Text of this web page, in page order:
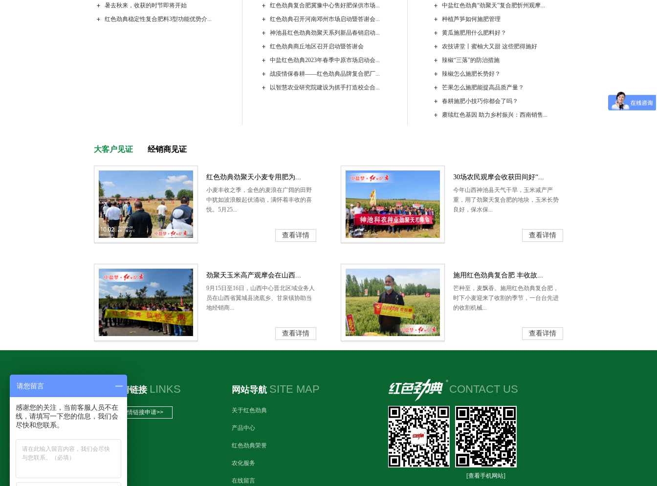
暑去秋来，收获的时节即将开始
红色劲典稳定性复合肥料3型功能优势介...
红色劲典复合肥冀豫中心售好肥保供市场...
红色劲典召开河南邓州市场启动暨答谢会...
神池县红色劲典劲聚天系列新品春销启动...
红色劲典商丘地区召开启动暨答谢会
中盐红色劲典2023年春季中原市场启动会...
战疫情保春耕——红色劲典品牌复合肥厂...
以智慧农业研究院建设为抓手打造校企合...
中盐红色劲典“劲聚天”复合肥忻州观摩...
种植芦笋如何施肥管理
黄瓜施肥用什么肥料好？
农技讲堂丨蜜柚大又甜 这些肥得施好
辣椒“三落”的防治措施
辣椒怎么施肥长势好？
芒果怎么施肥能提高品质产量？
春耕施肥小技巧你都会了吗？
赓续红色基因 助力乡村振兴：西南销售...
大客户见证 经销商见证
红色劲典劲聚天小麦专用肥为...
小麦丰收之季，金色的麦浪在广阔的田野
中犹如波浪般起伏涌动，满怀着丰收的喜
悦。5月25...
查看详情
30场农民观摩会收获田间好“...
今年山西神池县天气干旱，玉米减产严
重，用了劲聚天复合肥的地块，玉米长势
良好，保水保...
查看详情
劲聚天玉米高产观摩会在山西...
9月15日至16日，山西中心晋北区域业务人
员在山西省翼城县浇底乡、甘泉镇协助当
地经销商...
查看详情
施用红色劲典复合肥 丰收故...
芒种至，麦飘香。施用红色劲典复合肥，
时下小麦迎来了收割的季节，一台台先进
的收割机械...
查看详情
友情链接 LINKS
友情链接申请>>
网站导航 SITE MAP
关于红色劲典
产品中心
红色劲典荣誉
农化服务
在线留言
CONTACT US
[查看手机网站]
请您留言
感谢您的关注，当前客服人员不在
线，请填写一下您的信息，我们会
尽快和您联系。